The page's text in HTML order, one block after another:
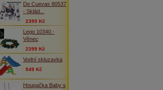
De Cuevas 80537
- Sklád...
2399 Kč
Lego 10340 -
Věnec
2399 Kč
Vodní skluzavka
949 Kč
Houpačka Baby s